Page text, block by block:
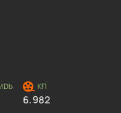
6.982